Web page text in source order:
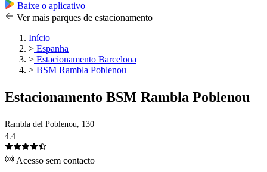
Baixe o aplicativo
Ver mais parques de estacionamento
Início
> Espanha
> Estacionamento Barcelona
> BSM Rambla Poblenou
Estacionamento BSM Rambla Poblenou
Rambla del Poblenou, 130
4.4
Acesso sem contacto